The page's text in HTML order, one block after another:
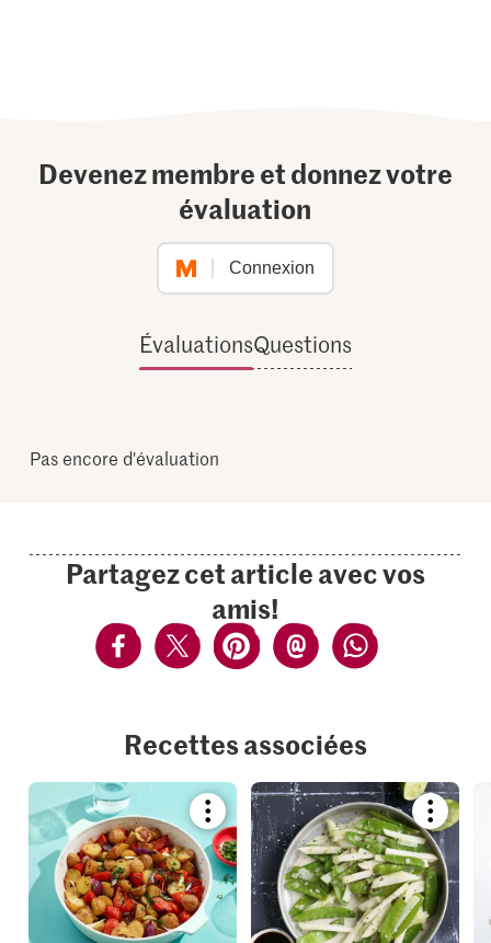
Devenez membre et donnez votre
évaluation
Connexion
ÉvaluationsQuestions
Pas encore d'évaluation
Partagez cet article avec vos
amis!
Recettes associées
Bookmark
recipe
or
add
it
to
your
collections.
recipe
or
add
it
to
your